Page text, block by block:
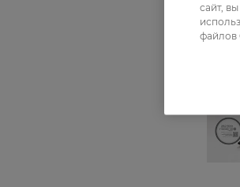
сайт,
файлов